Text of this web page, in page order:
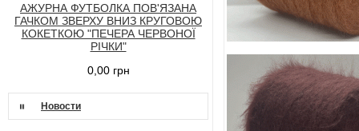
АЖУРНА ФУТБОЛКА ПОВ'ЯЗАНА
ГАЧКОМ ЗВЕРХУ ВНИЗ КРУГОВОЮ
КОКЕТКОЮ "ПЕЧЕРА ЧЕРВОНОЇ
РІЧКИ"
0,00 грн
Новости